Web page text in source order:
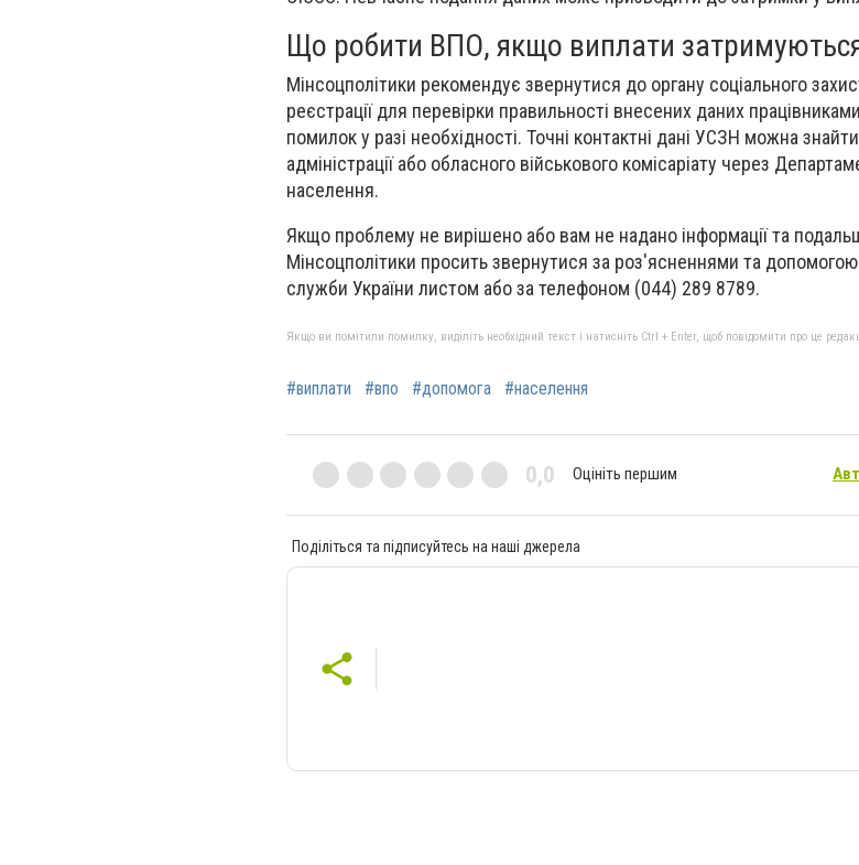
Що робити ВПО, якщо виплати
Мінсоцполітики рекомендує звернутися до органу соціального
реєстрації для перевірки правильності внесених даних
помилок у разі необхідності. Точні контактні дані УСЗН можна
адміністрації або обласного військового комісаріату через
населення.
Якщо проблему не вирішено або вам не надано інформації та
Мінсоцполітики просить звернутися за роз'ясненнями та
служби України листом або за телефоном (044) 289 8789.
Якщо ви помітили помилку, виділіть необхідний текст і натисніть Ctrl + Enter, щоб повідомити про це
#виплати #впо #допомога #населення
0,0 Оцініть першим
Поділіться та підписуйтесь на наші джерела